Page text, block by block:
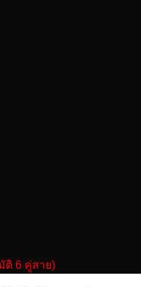
ติ 6 คู่สาย)